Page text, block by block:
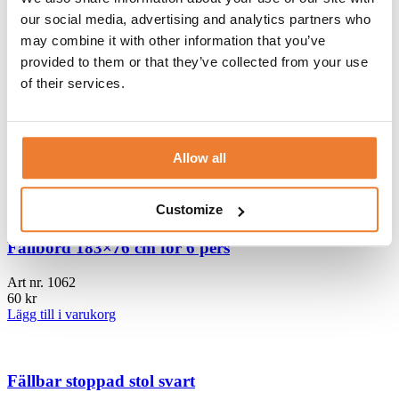
our social media, advertising and analytics partners who
may combine it with other information that you’ve
provided to them or that they’ve collected from your use
of their services.
Allow all
Customize
Art nr.1790
Lägg till i varukorg
Lägg till i varukorg
Fällbord 183×76 cm för 6 pers
Art nr. 1062
60 kr
Lägg till i varukorg
Fällbar stoppad stol svart